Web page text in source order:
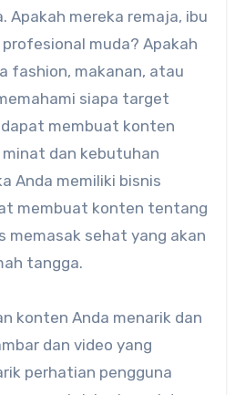
Apakah mereka remaja, ibu
muda? Apakah
fashion, makanan, atau
siapa target
dapat membuat konten
dan kebutuhan
Anda memiliki bisnis
membuat konten tentang
memasak sehat yang akan
tangga.
konten Anda menarik dan
dan video yang
perhatian pengguna